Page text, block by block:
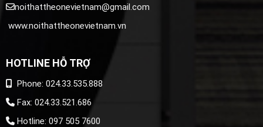
noithattheonevietnam@gmail.com
www.noithattheonevietnam.vn
HOTLINE HỖ TRỢ
Phone: 024.33.535.888
Fax: 024.33.521.686
Hotline: 097 505 7600